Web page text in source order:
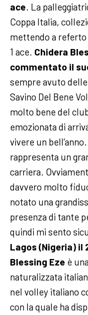
ace. La
Coppa Italia,
mettendo a referto
1 ace. Chidera
commentato il
sempre avuto
Savino Del Bene
molto bene del
emozionata di
vivere un
rappresenta un
carriera.
davvero molto
notato una
presenza di tante
quindi mi sento
Lagos (Nigeria) il
Blessing Eze è
naturalizzata
nel volley italiano
con la quale ha